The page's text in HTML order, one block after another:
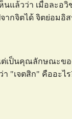
นแล้วว่า เมื่อละอ
ากจิตได้ จิตย่อม
เป็นคุณลักษณะขอ
"เจตสิก" คืออะไร